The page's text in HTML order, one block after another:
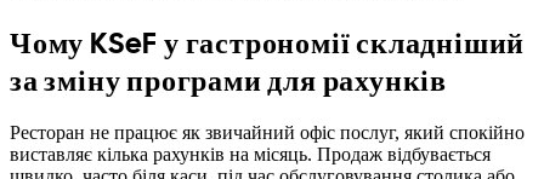
Чому KSeF у гастрономії складніший
за зміну програми для рахунків
Ресторан не працює як звичайний офіс послуг, який спокійно
виставляє кілька рахунків на місяць. Продаж відбувається